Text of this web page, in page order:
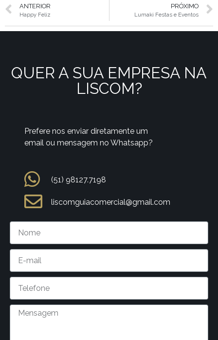
ANTERIOR
Happy Feliz
PRÓXIMO
Lumaki Festas e Eventos
QUER A SUA EMPRESA NA
LISCOM?
Prefere nos enviar diretamente um
email ou mensagem no Whatsapp?
(51) 98127.7198
liscomguiacomercial@gmail.com